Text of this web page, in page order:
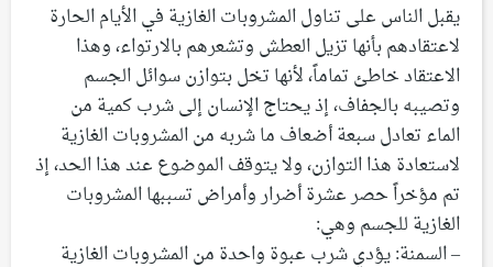
يقبل الناس على تناول المشروبات الغازية في الأيام الحارة
لاعتقادهم بأنها تزيل العطش وتشعرهم بالارتواء، وهذا
الاعتقاد خاطئ تماماً، لأنها تخل بتوازن سوائل الجسم
وتصيبه بالجفاف، إذ يحتاج الإنسان إلى شرب كمية من
الماء تعادل سبعة أضعاف ما شربه من المشروبات الغازية
لاستعادة هذا التوازن، ولا يتوقف الموضوع عند هذا الحد، إذ
تم مؤخراً حصر عشرة أضرار وأمراض تسببها المشروبات
الغازية للجسم وهي:
– السمنة: يؤدي شرب عبوة واحدة من المشروبات الغازية